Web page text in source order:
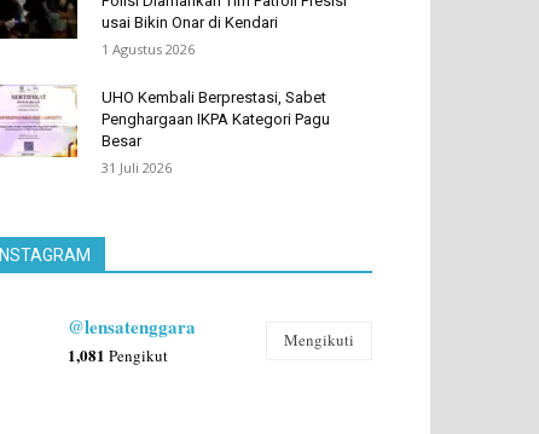
usai Bikin Onar di Kendari
1 Agustus 2026
UHO Kembali Berprestasi, Sabet
Penghargaan IKPA Kategori Pagu
Besar
31 Juli 2026
INSTAGRAM
@lensatenggara
1,081 Pengikut
Mengikuti